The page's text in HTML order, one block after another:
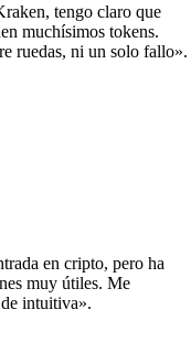
tengo claro que
muchísimos tokens.
ruedas, ni un solo fallo».
en cripto, pero ha
muy útiles. Me
intuitiva».